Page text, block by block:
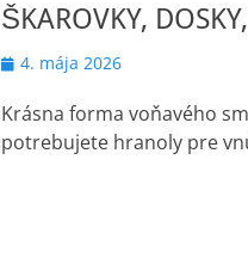
ŠKAROVKY,
Posted
4. mája 2026
Krásna forma voňavého
potrebujete hranoly pre